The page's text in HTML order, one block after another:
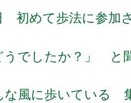
初めて歩法に参加
うでしたか？」 と
な風に歩いている